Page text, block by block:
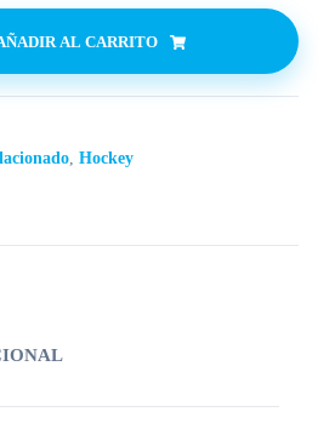
AL CARRITO
, Hockey